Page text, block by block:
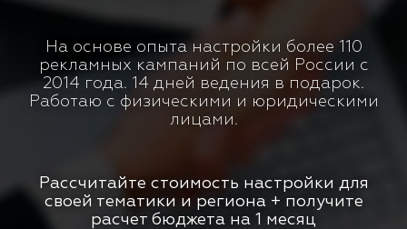
На основе опыта настройки более 110
рекламных кампаний по всей России с
2014 года. 14 дней ведения в подарок.
Работаю с физическими и юридическими
лицами.
Рассчитайте стоимость настройки для
своей тематики и региона + получите
расчет бюджета на 1 месяц